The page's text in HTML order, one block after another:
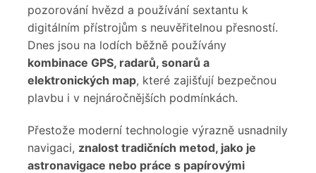
pozorování hvězd a používání sextantu k
digitálním přístrojům s neuvěřitelnou přesností.
Dnes jsou na lodích běžně používány
kombinace GPS, radarů, sonarů a
elektronických map, které zajišťují bezpečnou
plavbu i v nejnáročnějších podmínkách.
Přestože moderní technologie výrazně usnadnily
navigaci, znalost tradičních metod, jako je
astronavigace nebo práce s papírovými